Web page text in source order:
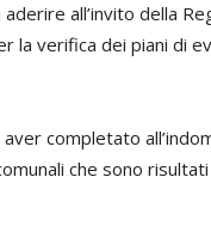
all’invito della
la verifica dei piani di
completato
che sono